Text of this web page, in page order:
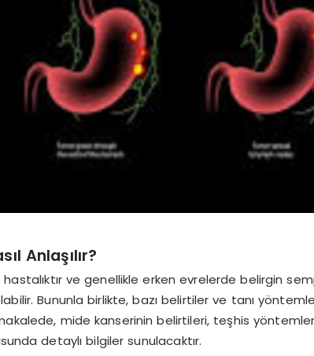
Anlaşılır?
hastalıktır ve genellikle erken evrelerde belirgin
Bununla birlikte, bazı belirtiler ve tanı
mide kanserinin belirtileri, teşhis
detaylı bilgiler sunulacaktır.